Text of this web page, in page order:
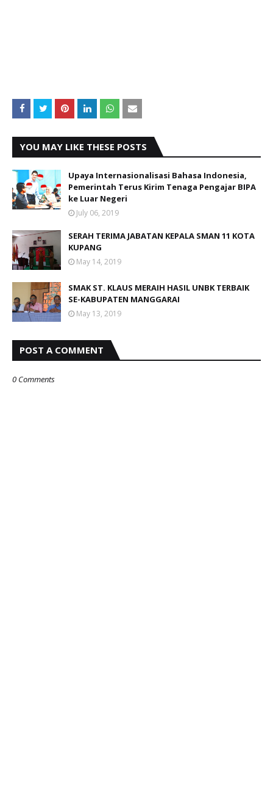
YOU MAY LIKE THESE POSTS
Upaya Internasionalisasi Bahasa Indonesia,
Pemerintah Terus Kirim Tenaga Pengajar BIPA
ke Luar Negeri
July 06, 2019
SERAH TERIMA JABATAN KEPALA SMAN 11 KOTA
KUPANG
May 14, 2019
SMAK ST. KLAUS MERAIH HASIL UNBK TERBAIK
SE-KABUPATEN MANGGARAI
May 13, 2019
POST A COMMENT
0 Comments